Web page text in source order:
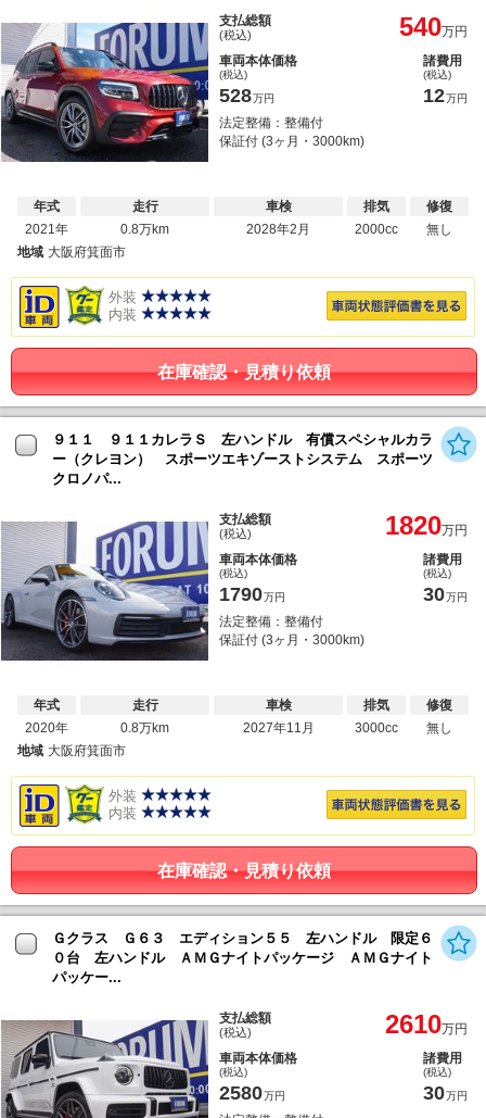
支払総額
(税込) 540万円
車両本体価格
(税込)
528万円
諸費用
(税込)
12万円
法定整備：整備付
保証付 (3ヶ月・3000km)
年式
2021年
走行
0.8万km
車検
2028年2月
排気
2000cc
修復
無し
地域 大阪府箕面市
外装
内装
在庫確認・見積り依頼
９１１ ９１１カレラＳ 左ハンドル 有償スペシャルカラ
ー（クレヨン） スポーツエキゾーストシステム スポーツ
クロノパ...
支払総額
(税込) 1820万円
車両本体価格
(税込)
1790万円
諸費用
(税込)
30万円
法定整備：整備付
保証付 (3ヶ月・3000km)
年式
2020年
走行
0.8万km
車検
2027年11月
排気
3000cc
修復
無し
地域 大阪府箕面市
外装
内装
在庫確認・見積り依頼
Ｇクラス Ｇ６３ エディション５５ 左ハンドル 限定６
０台 左ハンドル ＡＭＧナイトパッケージ ＡＭＧナイト
パッケー...
支払総額
(税込) 2610万円
車両本体価格
(税込)
2580万円
諸費用
(税込)
30万円